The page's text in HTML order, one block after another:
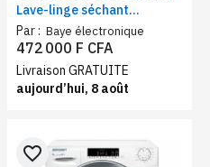
Lave-linge séchant
ecobubble™ | Lavage 9 Kg /
Séchage 6 Kg | Classe
d’efficacité énergétique E,
WiFi
Par : Baye électronique
472 000 F CFA
Livraison GRATUITE
aujourd’hui, 8 août
favorite_border